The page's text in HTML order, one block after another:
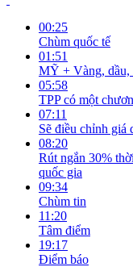
00:25
Chùm quốc tế
01:51
MỸ + Vàng, dầu,
05:58
TPP có một
07:11
Sẽ điều chỉnh giá
08:20
Rút ngắn 30%
quốc gia
09:34
Chùm tin
11:20
Tâm điểm
19:17
Điểm báo